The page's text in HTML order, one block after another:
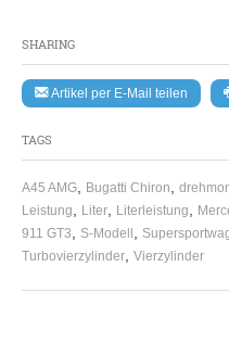
SHARING
Artikel per E-Mail teilen
TAGS
A45 AMG, Bugatti Chiron,
Leistung, Liter, Literleistung,
911 GT3, S-Modell ,
Turbovierzylinder, Vierzylinder